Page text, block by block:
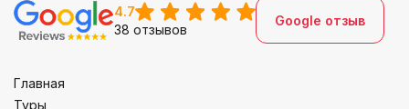
4.7
38 отзывов
Google отзыв
Главная
Туры